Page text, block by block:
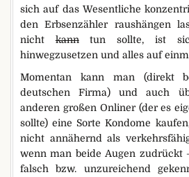
sich auf das Wesentliche
den Erbsenzähler raushängen
nichtkanntun sollte, ist
hinwegzusetzen und alles auf
Momentan kann man (direkt
deutschen Firma) und auch
anderen großen Onliner (der es
sollte) eine Sorte Kondome
nicht annähernd als
wenn man beide Augen zudrückt
falsch bzw. unzureichend